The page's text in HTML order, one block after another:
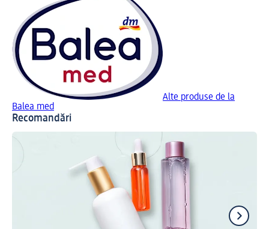
Alte produse de la
Balea med
Recomandări